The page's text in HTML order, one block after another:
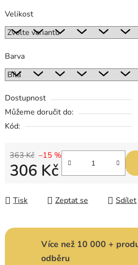
Velikost
Barva
Dostupnost
Můžeme doručit do:
Kód:
363 Kč –15 %
306 Kč
Tisk Zeptat se Sdílet
Více než 10 000 +
odběru